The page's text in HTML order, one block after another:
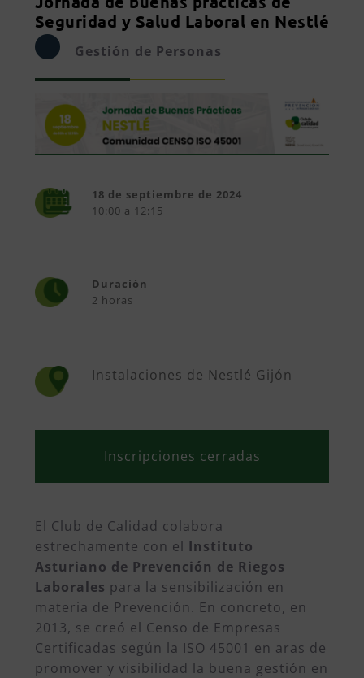
Seguridad y Salud Laboral en Nestlé
Gestión de Personas
18 de septiembre de 2024
10:00 a 12:15
Duración
2 horas
Instalaciones de Nestlé Gijón
Inscripciones cerradas
El Club de Calidad colabora
estrechamente con el Instituto
Asturiano de Prevención de Riegos
Laborales para la sensibilización en
materia de Prevención. En concreto, en
2013, se creó el Censo de Empresas
Certificadas según la ISO 45001 en aras de
promover y visibilidad la buena gestión en